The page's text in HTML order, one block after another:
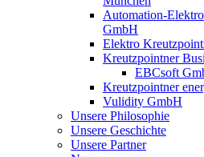
Automation-
GmbH
Elektro
Kreutzpointner
EBCsoft
Kreutzpointner
Vulidity GmbH
Unsere Philosophie
Unsere Geschichte
Unsere Partner